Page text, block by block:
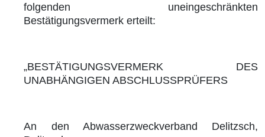
folgenden uneingeschränkten
Bestätigungsvermerk erteilt:
„BESTÄTIGUNGSVERMERK DES
UNABHÄNGIGEN ABSCHLUSSPRÜFERS
An den Abwasserzweckverband Delitzsch,